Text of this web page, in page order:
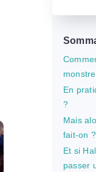
En
?
Mais
fait-on ?
Et si
passer